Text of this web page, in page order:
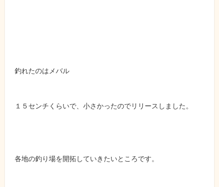
釣れたのはメバル
１５センチくらいで、小さかったのでリリースしました。
各地の釣り場を開拓していきたいところです。